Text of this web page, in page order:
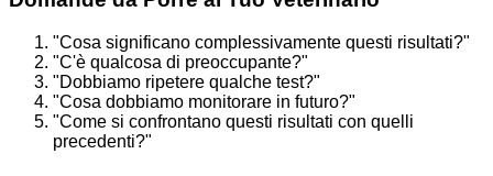
"Cosa significano complessivamente questi risultati?"
"C'è qualcosa di preoccupante?"
"Dobbiamo ripetere qualche test?"
"Cosa dobbiamo monitorare in futuro?"
"Come si confrontano questi risultati con quelli
precedenti?"